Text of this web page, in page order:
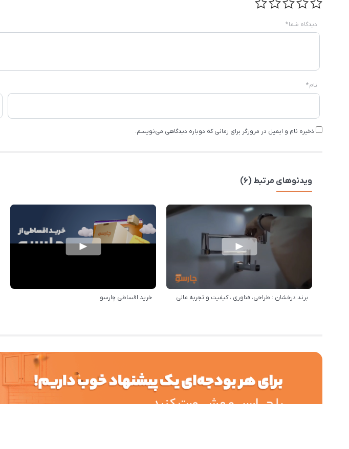
دیدگاه شما*
نام*
ذخیره نام و ایمیل در مرورگر برای زمانی که دوباره دیدگاهی می‌نویسم.
ویدئوهای مرتبط (6)
برند درخشان : طراحی، فناوری ، کیفیت و تجربه عالی خرید اقساطی چارسو